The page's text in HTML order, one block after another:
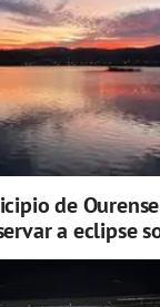
de
a eclipse